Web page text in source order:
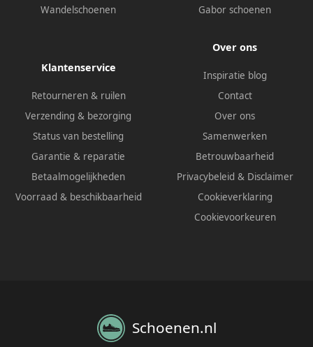
Wandelschoenen
Gabor schoenen
Klantenservice
Retourneren & ruilen
Verzending & bezorging
Status van bestelling
Garantie & reparatie
Betaalmogelijkheden
Voorraad & beschikbaarheid
Over ons
Inspiratie blog
Contact
Over ons
Samenwerken
Betrouwbaarheid
Privacybeleid & Disclaimer
Cookieverklaring
Cookievoorkeuren
Schoenen.nl